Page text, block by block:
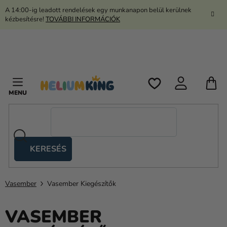
Ugrás
A 14:00-ig leadott rendelések egy munkanapon belül kerülnek
kézbesítésre! TOVÁBBI INFORMÁCIÓK
KERESÉS
sátrak
Kanekalon
Hélium
és
Vasember Vasember Kiegészítők
VASEMBER